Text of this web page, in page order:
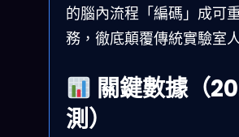
的腦內流程「編碼」成可
務，徹底顛覆傳統實驗室
關鍵數據（
測）